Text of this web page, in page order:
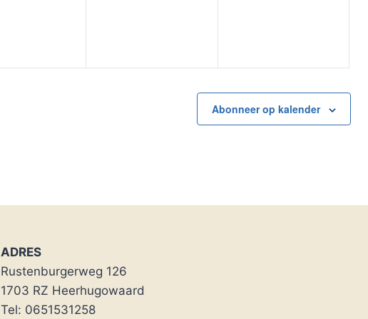
Abonneer op kalender
ADRES
Rustenburgerweg 126
1703 RZ Heerhugowaard
Tel: 0651531258